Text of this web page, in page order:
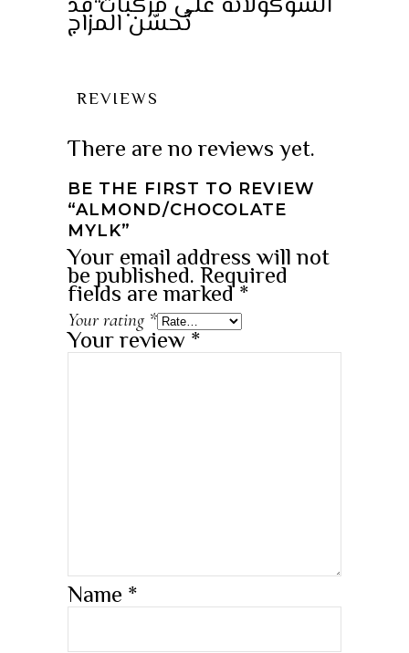
تُحسّن المزاج
REVIEWS
There are no reviews yet.
BE THE FIRST TO REVIEW
“ALMOND/CHOCOLATE
MYLK”
Your email address will not
be published.Required
fields are marked*
Your rating *
Your review*
Name*